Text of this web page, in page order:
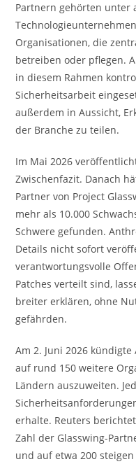
Partnern gehörten unter
Organisationen, die
betreiben oder pflegen.
in diesem Rahmen
Sicherheitsarbeit
außerdem in Aussicht,
der Branche zu teilen.
Im Mai 2026
Zwischenfazit. Danach
Partner von Project
mehr als 10.000
Schwere gefunden.
Details nicht sofort
verantwortungsvolle
Patches verteilt sind,
breiter erklären, ohne
gefährden.
Am 2. Juni 2026
auf rund 150 weitere
Ländern auszuweiten.
erhalte. Reuters
Zahl der Glasswing-
und auf etwa 200